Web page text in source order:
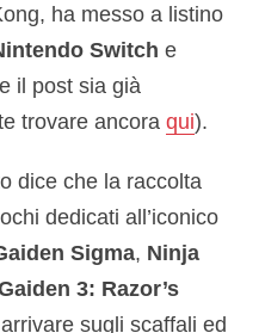
ha messo a listino
Switch e
il post sia già
trovare ancora qui).
dice che la raccolta
dedicati all’iconico
Sigma, Ninja
3: Razor’s
sugli scaffali ed